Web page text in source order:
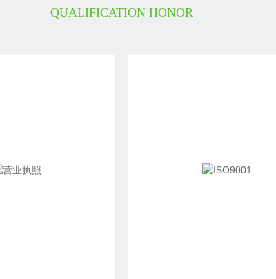
QUALIFICATION HONOR